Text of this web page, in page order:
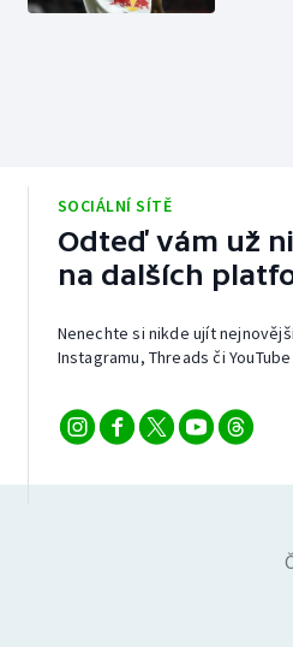
SOCIÁLNÍ SÍTĚ
Odteď vám už
na dalších
Nenechte si nikde ujít
Instagramu, Threads či